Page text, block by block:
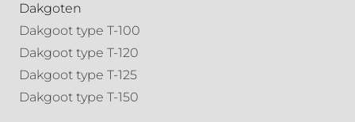
Dakgoten
Dakgoot type T-100
Dakgoot type T-120
Dakgoot type T-125
Dakgoot type T-150